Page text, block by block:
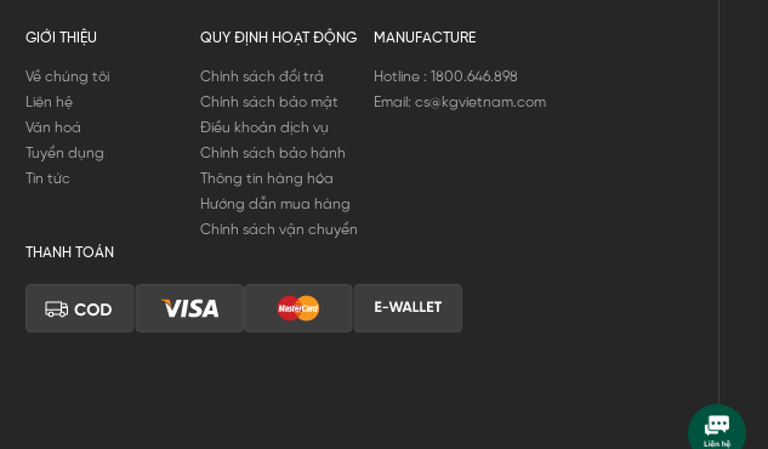
GIỚI THIỆU
Về chúng tôi
Liên hệ
Văn hoá
Tuyển dụng
Tin tức
QUY ĐỊNH HOẠT ĐỘNG
Chính sách đổi trả
Chính sách bảo mật
Điều khoản dịch vụ
Chính sách bảo hành
Thông tin hàng hóa
Hướng dẫn mua hàng
Chính sách vận chuyển
MANUFACTURE
Hotline : 1800.646.898
Email: cs@kgvietnam.com
THANH TOÁN